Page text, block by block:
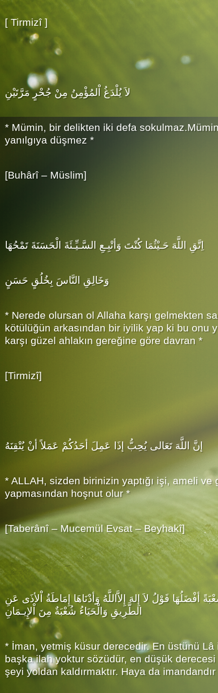
[ Tirmizî ]
لاَ يُلْدَغُ اْلمُؤْمِنُ مِنْ جُحْرٍ مَرَّتَيْنِ
* Mümin, bir delikten iki defa
yanılgıya düşmez *
[Buhârî – Müslim]
اِتَّقِ اللَّهَ حَـيْثُمَا كُنْتَ وَأتْبِـعِ السَّـيِّـئَةَ الْحَسَنَةَ تَمْحُهَا
وَخَالِقِ النَّاسَ بِخُلُقٍ حَسَنٍ
* Nerede olursan ol Allaha karşı gelmekten
kötülüğün arkasından bir iyilik yap ki bu onu
karşı güzel ahlakın gereğine göre davran *
[Tirmizî]
إنَّ اللَّهَ تَعَالى يُحِبُّ إذَا عَمِلَ أحَدُكُمْ عَمَلاً أنْ يُتْقِنَهُ
* ALLAH, sizden birinizin yaptığı işi, ameli
yapmasından hoşnut olur *
[Taberânî – Mucemül Evsat – Beyhakî]
أفْضَلُهَا قَوْلُ لاَ إِلهَ إِلاَّاللَّهُ وَأدْنَاهَا إِمَاطَةُ اْلأذَى عَنِ
الطَّرِيقِ وَالْحَيَاءُ شُعْبَةٌ مِنَ اْلإِيـمَانِ
* İman, yetmiş küsur derecedir. En üstünü Lâ
başka ilah yoktur sözüdür, en düşük derecesi
şeyi yoldan kaldırmaktır. Haya da imandandır